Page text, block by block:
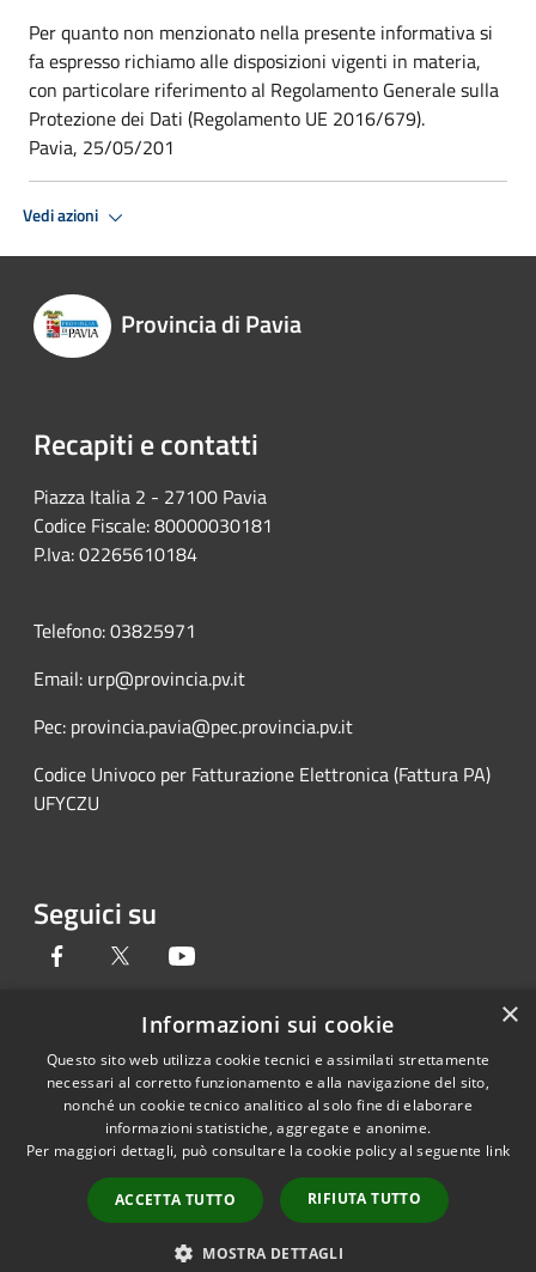
Per quanto non menzionato nella presente informativa si
fa espresso richiamo alle disposizioni vigenti in materia,
con particolare riferimento al Regolamento Generale sulla
Protezione dei Dati (Regolamento UE 2016/679).
Pavia, 25/05/201
Vedi azioni
Provincia di Pavia
Recapiti e contatti
Piazza Italia 2 - 27100 Pavia
Codice Fiscale: 80000030181
P.Iva: 02265610184
Telefono: 03825971
Email: urp@provincia.pv.it
Pec: provincia.pavia@pec.provincia.pv.it
Codice Univoco per Fatturazione Elettronica (Fattura PA)
UFYCZU
Seguici su
Facebook Twitter
RSS
Accessibilità
Cookie
Mappa del sito
Copyright © 2026 • Provincia di
Pavia • Powered by
Municipium•Accesso
redazione
×
Informazioni sui cookie
Questo sito web utilizza cookie tecnici e assimilati strettamente
necessari al corretto funzionamento e alla navigazione del sito,
nonché un cookie tecnico analitico al solo fine di elaborare
informazioni statistiche, aggregate e anonime.
Per maggiori dettagli, può consultare la cookie policy al seguente link
ACCETTA TUTTO RIFIUTA TUTTO
MOSTRA DETTAGLI